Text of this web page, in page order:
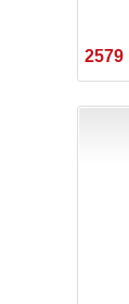
2579